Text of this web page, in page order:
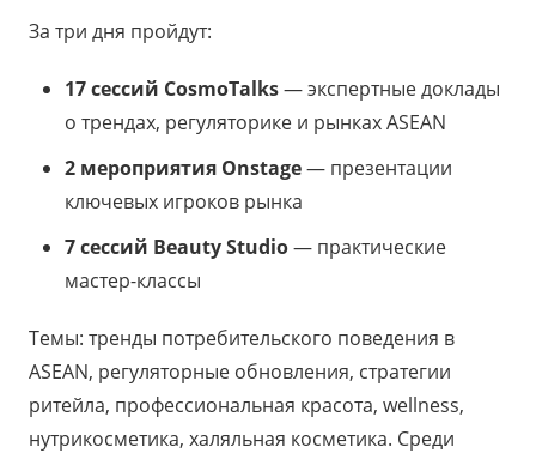
За три дня пройдут:
17 сессий CosmoTalks— экспертные доклады
о трендах, регуляторике и рынках ASEAN
2 мероприятия Onstage— презентации
ключевых игроков рынка
7 сессий Beauty Studio— практические
мастер-классы
Темы: тренды потребительского поведения в
ASEAN, регуляторные обновления, стратегии
ритейла, профессиональная красота, wellness,
нутрикосметика, халяльная косметика. Среди